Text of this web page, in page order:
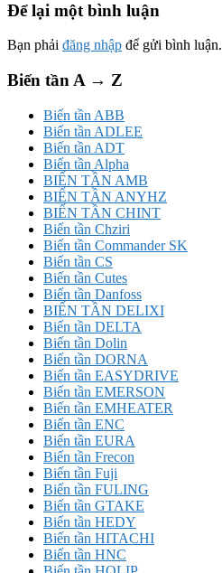
Để lại một bình luận
Bạn phải đăng nhập để gửi bình luận.
Biến tần A → Z
Biến tần ABB
Biến tần ADLEE
Biến tần ADT
Biến tần Alpha
BIẾN TẦN AMB
BIẾN TẦN ANYHZ
BIẾN TẦN CHINT
Biến tần Chziri
Biến tần Commander SK
Biến tần CS
Biến tần Cutes
Biến tần Danfoss
BIẾN TẦN DELIXI
Biến tần DELTA
Biến tần Dolin
Biến tần DORNA
Biến tần EASYDRIVE
Biến tần EMERSON
Biến tần EMHEATER
Biến tần ENC
Biến tần EURA
Biến tần Frecon
Biến tần Fuji
Biến tần FULING
Biến tần GTAKE
Biến tần HEDY
Biến tần HITACHI
Biến tần HNC